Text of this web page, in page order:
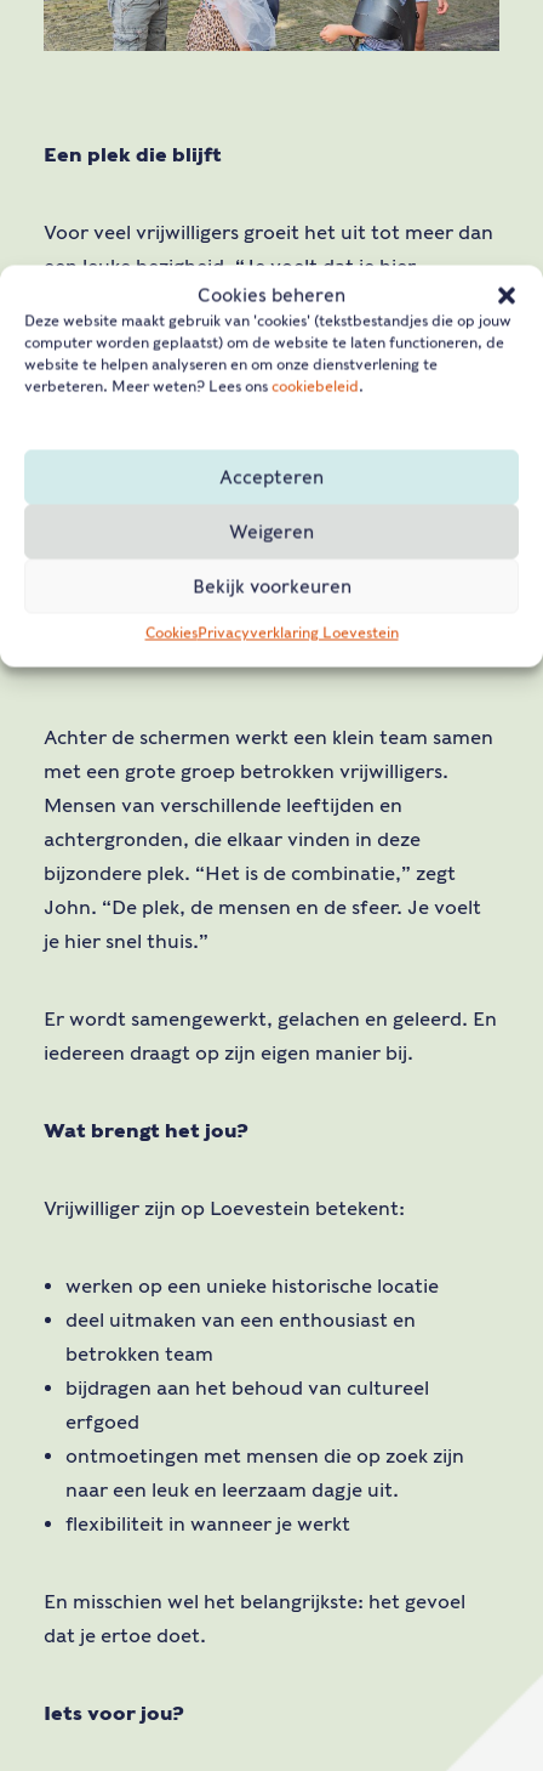
Cookies beheren
Deze website maakt gebruik van 'cookies' (tekstbestandjes die op jouw
computer worden geplaatst) om de website te laten functioneren, de
website te helpen analyseren en om onze dienstverlening te
verbeteren. Meer weten? Lees ons cookiebeleid.
Accepteren
Weigeren
Bekijk voorkeuren
CookiesPrivacyverklaring Loevestein
Een plek die blijft
Voor veel vrijwilligers groeit het uit tot meer dan
een leuke bezigheid. “Je voelt dat je hier
onderdeel bent van iets groters,” zegt Henk. “Dit
kasteel, die geschiedenis… en jij helpt dat door te
geven.”
Slot Loevestein is gebouwd door ridder Dirc Loef
van Horne, werd later staatsgevangenis en is
Een plek die al eeuwenlang betekenis heeft, en
waar nieuwe verhalen blijven ontstaan.
Achter de schermen werkt een klein team samen
met een grote groep betrokken vrijwilligers.
Mensen van verschillende leeftijden en
achtergronden, die elkaar vinden in deze
bijzondere plek. “Het is de combinatie,” zegt
John. “De plek, de mensen en de sfeer. Je voelt
je hier snel thuis.”
Er wordt samengewerkt, gelachen en geleerd. En
iedereen draagt op zijn eigen manier bij.
Wat brengt het jou?
Vrijwilliger zijn op Loevestein betekent:
werken op een unieke historische locatie
deel uitmaken van een enthousiast en
betrokken team
bijdragen aan het behoud van cultureel
erfgoed
ontmoetingen met mensen die op zoek zijn
naar een leuk en leerzaam dagje uit.
flexibiliteit in wanneer je werkt
En misschien wel het belangrijkste: het gevoel
dat je ertoe doet.
Iets voor jou?